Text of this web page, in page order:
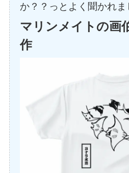
か？？っとよく聞かれま
マリンメイトの画
作